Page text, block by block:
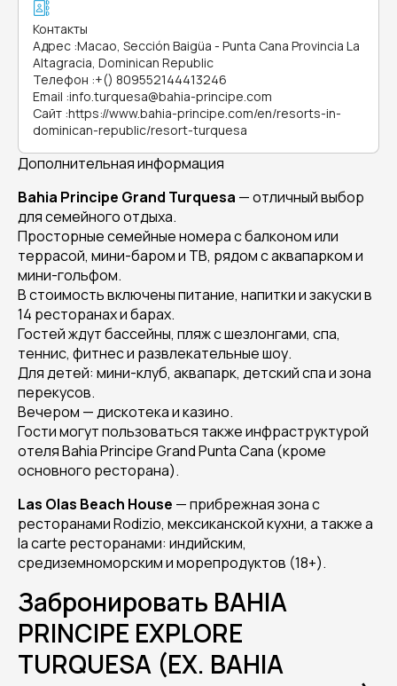
Контакты
Адрес :Macao, Sección Baigüa - Punta Cana Provincia La
Altagracia, Dominican Republic
Телефон :+() 809552144413246
Email :info.turquesa@bahia-principe.com
Сайт :https://www.bahia-principe.com/en/resorts-in-
dominican-republic/resort-turquesa
Дополнительная информация
Bahia Principe Grand Turquesa — отличный выбор
для семейного отдыха.
Просторные семейные номера с балконом или
террасой, мини-баром и ТВ, рядом с аквапарком и
мини-гольфом.
В стоимость включены питание, напитки и закуски в
14 ресторанах и барах.
Гостей ждут бассейны, пляж с шезлонгами, спа,
теннис, фитнес и развлекательные шоу.
Для детей: мини-клуб, аквапарк, детский спа и зона
перекусов.
Вечером — дискотека и казино.
Гости могут пользоваться также инфраструктурой
отеля Bahia Principe Grand Punta Cana (кроме
основного ресторана).
Las Olas Beach House — прибрежная зона с
ресторанами Rodizio, мексиканской кухни, а также a
la carte ресторанами: индийским,
средиземноморским и морепродуктов (18+).
Забронировать BAHIA
PRINCIPE EXPLORE
TURQUESA (EX. BAHIA